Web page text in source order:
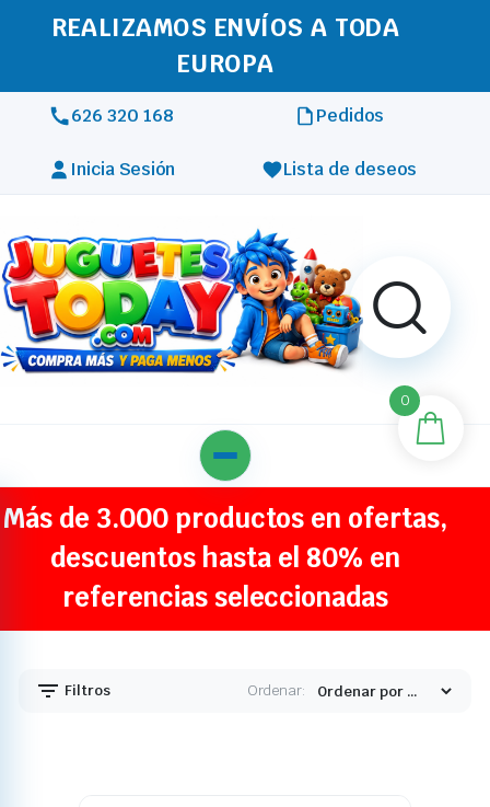
REALIZAMOS ENVÍOS A TODA
EUROPA
626 320 168 Pedidos
Inicia Sesión Lista de deseos
Más de 3.000 productos en ofertas,
descuentos hasta el 80% en
referencias seleccionadas
Filtros Ordenar:
0